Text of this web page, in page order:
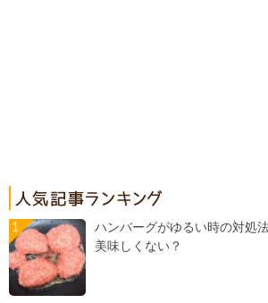
ハンバーグがゆるい時の対処
美味しくない？